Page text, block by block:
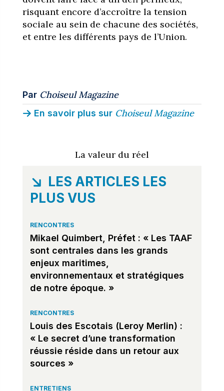
risquant encore d’accroître la tension
sociale au sein de chacune des sociétés,
et entre les différents pays de l’Union.
Par Choiseul Magazine
En savoir plus sur Choiseul Magazine
La valeur du réel
LES ARTICLES LES
PLUS VUS
RENCONTRES
Mikael Quimbert, Préfet : « Les TAAF
sont centrales dans les grands
enjeux maritimes,
environnementaux et stratégiques
de notre époque. »
RENCONTRES
Louis des Escotais (Leroy Merlin) :
« Le secret d’une transformation
réussie réside dans un retour aux
sources »
ENTRETIENS